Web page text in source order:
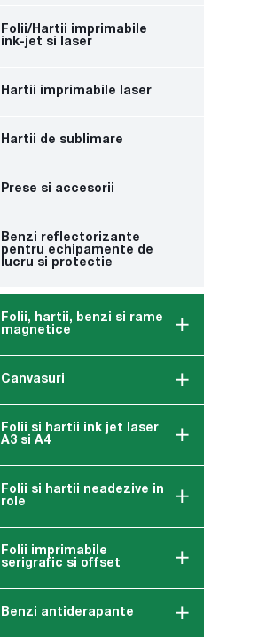
Folii/Hartii imprimabile
ink-jet si laser
Hartii imprimabile laser
Hartii de sublimare
Prese si accesorii
Benzi reflectorizante
pentru echipamente de
lucru si protectie
Folii, hartii, benzi si rame
magnetice
Canvasuri
Folii si hartii ink jet laser
A3 si A4
Folii si hartii neadezive in
role
Folii imprimabile
serigrafic si offset
Benzi antiderapante